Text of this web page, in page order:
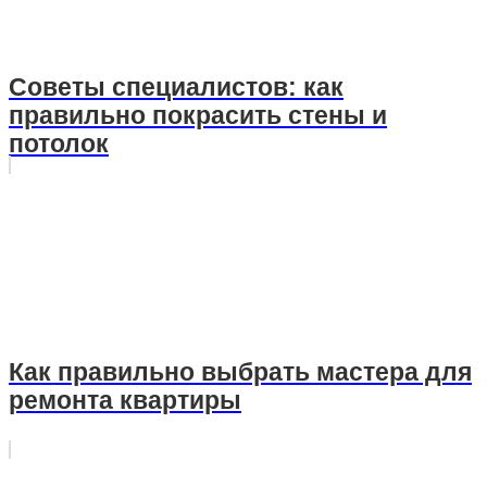
Советы специалистов: как
правильно покрасить стены и
потолок
Как правильно выбрать мастера для
ремонта квартиры